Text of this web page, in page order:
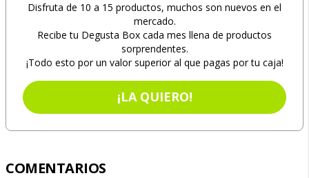
Disfruta de 10 a 15 productos, muchos son nuevos en el
mercado.
Recibe tu Degusta Box cada mes llena de productos
sorprendentes.
¡Todo esto por un valor superior al que pagas por tu caja!
¡LA QUIERO!
COMENTARIOS